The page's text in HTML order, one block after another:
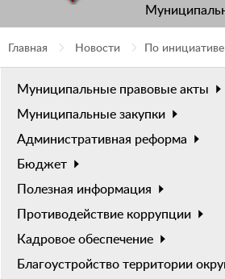
Главная Новости По
Муниципальные правовые акты
Муниципальные закупки
Административная реформа
Бюджет
Полезная информация
Противодействие коррупции
Кадровое обеспечение
Благоустройство территории